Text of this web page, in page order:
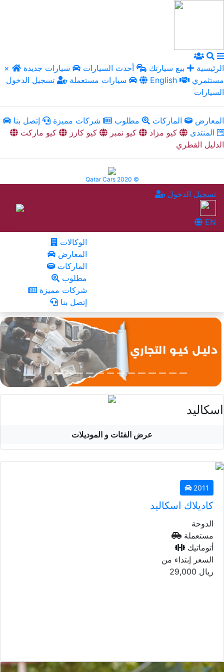
× الرئيسية بيع سيارتك أحدث السيارات
سيارات جديدة
سيارات مستعملة
تسجيل الدخول English
السيارات
المعارض الماركات مطلوب شركات مميزة
إتصل بنا
المنتدى
كيو مزاد كيو نمبر كيو كارز
كيو ماركت
الدليل القطري
Qatar Cars 2020 ©
تسجيل الدخول
EN
الوكالات
المعارض
الماركات
مطلوب
شركات مميزة
إتصل بنا
اسكاليد
عرض الفئات و الموديلات
2011
كاديلاك اسكاليد
الدوحة
مستعملة
أتوماتيك
السعر إبتداء من
29,000 ريال